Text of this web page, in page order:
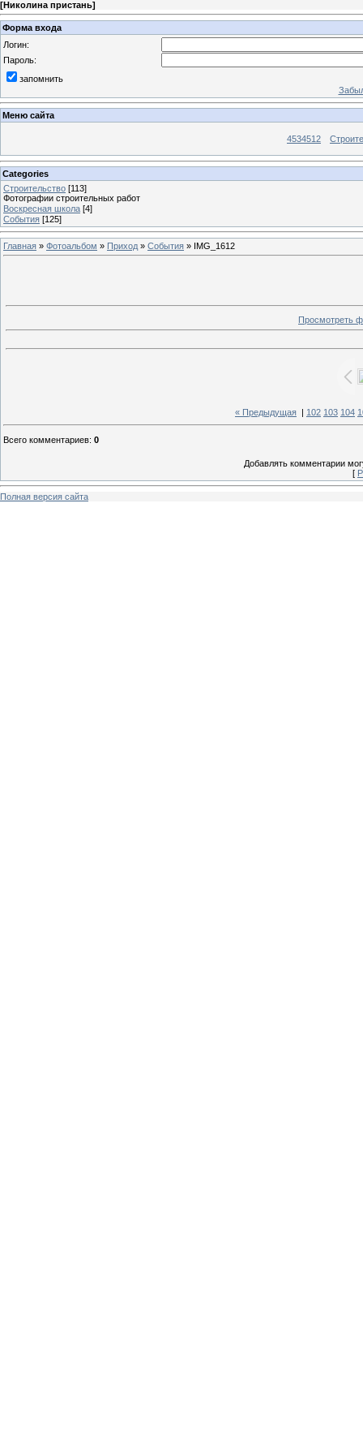
[Николина пристань]
Форма входа
Логин:
Пароль:
запомнить
Меню сайта
4534512
Categories
Строительство [113]
Фотографии строительных работ
Воскресная школа [4]
События [125]
Главная » Фотоальбом » Приход » События » IMG_1612
Просмотреть
« Предыдущая 102 103 104
Всего комментариев: 0
Добавлять комментарии
[
Полная версия сайта